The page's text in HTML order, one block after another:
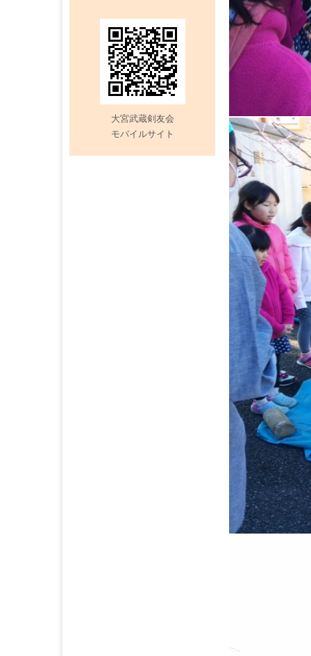
大宮武蔵剣友会
モバイルサイト